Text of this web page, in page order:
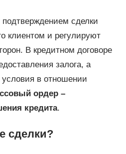
сделки
клиентом и регулируют
В кредитном договоре
залога, а
в отношении
ордер –
кредита.
сделки?